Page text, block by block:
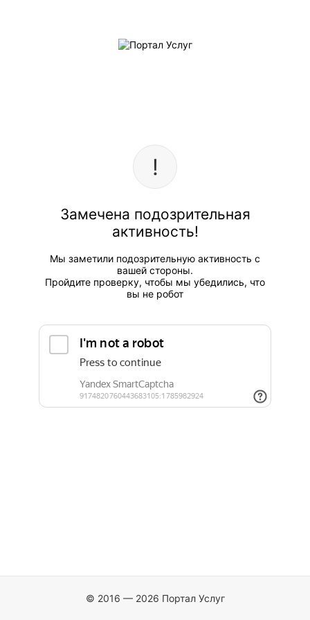
Замечена подозрительная
активность!
Мы заметили подозрительную активность с
вашей стороны.
Пройдите проверку, чтобы мы убедились, что
вы не робот
© 2016 — 2026 Портал Услуг